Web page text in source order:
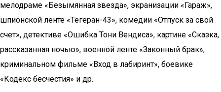
мелодраме «Безымянная звезда», экранизации «Гараж»,
шпионской ленте «Тегеран-43», комедии «Отпуск за свой
счет», детективе «Ошибка Тони Вендиса», картине «Сказка,
рассказанная ночью», военной ленте «Законный брак»,
криминальном фильме «Вход в лабиринт», боевике
«Кодекс бесчестия» и др.